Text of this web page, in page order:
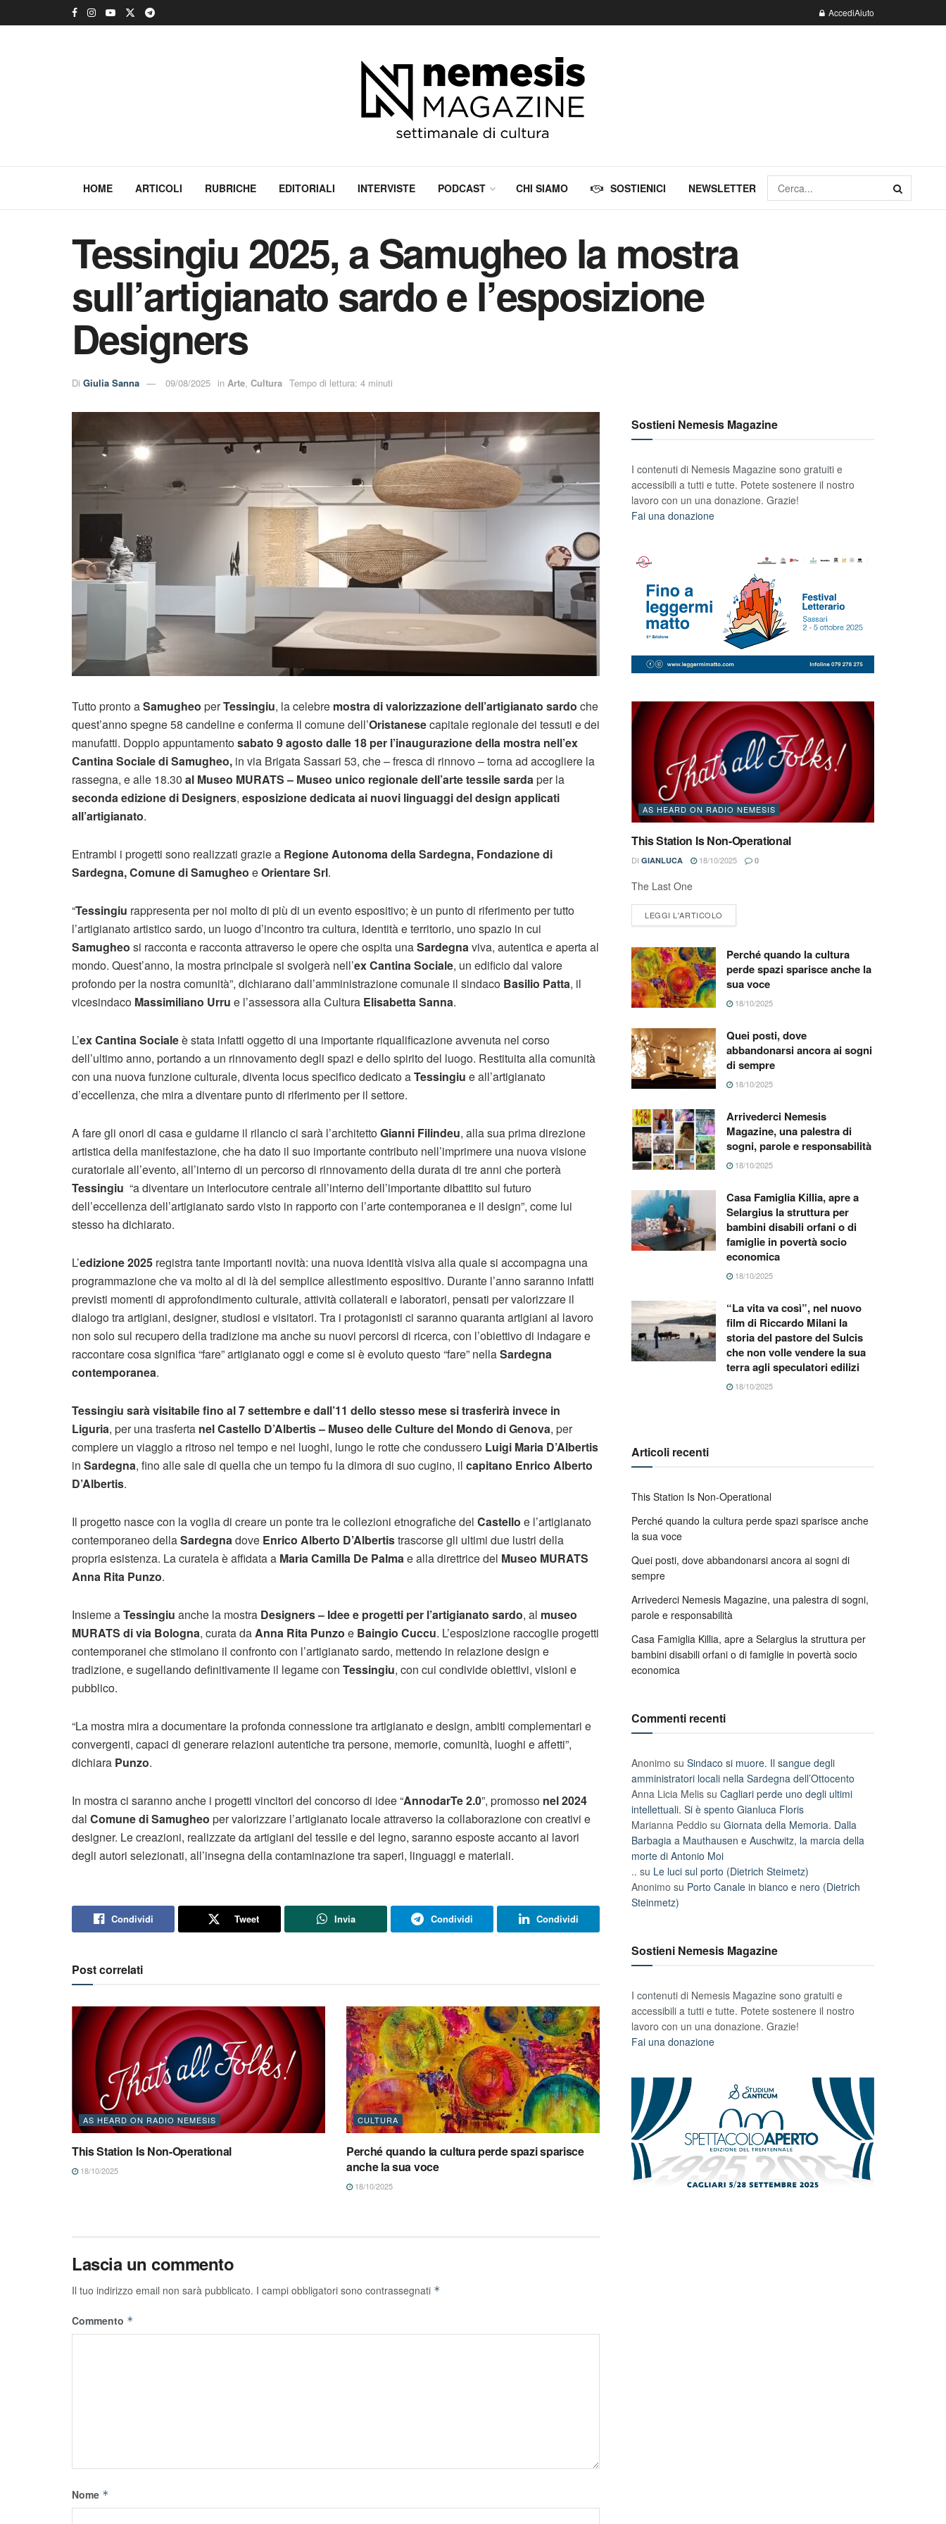
AccediAiuto
HOME ARTICOLI RUBRICHE EDITORIALI INTERVISTE PODCAST CHI SIAMO SOSTIENICI NEWSLETTER
Tessingiu 2025, a Samugheo la mostra
sull’artigianato sardo e l’esposizione
Designers
Di Giulia Sanna 09/08/2025 in Arte, Cultura Tempo di lettura: 4 minuti
Tutto pronto aSamugheo perTessingiu, la celebre mostra di valorizzazione dell’artigianato sardo che
quest’anno spegne 58 candeline e conferma il comune dell’Oristanesecapitale regionale dei tessuti e dei
manufatti. Doppio appuntamentosabato 9 agosto dalle 18 per l’inaugurazione della mostra nell’ex
Cantina Sociale di Samugheo, in via Brigata Sassari 53, che – fresca di rinnovo – torna ad accogliere la
rassegna, e alle 18.30 al Museo MURATS – Museo unico regionale dell’arte tessile sardaper la
seconda edizione di Designers, esposizione dedicata ai nuovi linguaggi del design applicati
all’artigianato.
Entrambi i progetti sono realizzati grazie a Regione Autonoma della Sardegna, Fondazione di
Sardegna, Comune di Samugheo eOrientare Srl.
“Tessingiu rappresenta per noi molto di più di un evento espositivo; è un punto di riferimento per tutto
l’artigianato artistico sardo, un luogo d’incontro tra cultura, identità e territorio, uno spazio in cui
Samugheo si racconta e racconta attraverso le opere che ospita unaSardegnaviva, autentica e aperta al
mondo. Quest’anno, la mostra principale si svolgerà nell’exCantina Sociale, un edificio dal valore
profondo per la nostra comunità”, dichiarano dall’amministrazione comunale il sindaco Basilio Patta, il
vicesindaco Massimiliano Urru e l’assessora alla Cultura Elisabetta Sanna.
L’ex Cantina Socialeè stata infatti oggetto di una importante riqualificazione avvenuta nel corso
dell’ultimo anno, portando a un rinnovamento degli spazi e dello spirito del luogo. Restituita alla comunità
con una nuova funzione culturale, diventa locus specifico dedicato aTessingiu e all’artigianato
d’eccellenza, che mira a diventare punto di riferimento per il settore.
A fare gli onori di casa e guidarne il rilancio ci sarà l’architettoGianni Filindeu, alla sua prima direzione
artistica della manifestazione, che ha dato il suo importante contributo nell’imprimere una nuova visione
curatoriale all’evento, all’interno di un percorso di rinnovamento della durata di tre anni che porterà
Tessingiu “a diventare un interlocutore centrale all’interno dell’importante dibattito sul futuro
dell’eccellenza dell’artigianato sardo visto in rapporto con l’arte contemporanea e il design”, come lui
stesso ha dichiarato.
L’edizione 2025 registra tante importanti novità: una nuova identità visiva alla quale si accompagna una
programmazione che va molto al di là del semplice allestimento espositivo. Durante l’anno saranno infatti
previsti momenti di approfondimento culturale, attività collaterali e laboratori, pensati per valorizzare il
dialogo tra artigiani, designer, studiosi e visitatori. Tra i protagonisti ci saranno quaranta artigiani al lavoro
non solo sul recupero della tradizione ma anche su nuovi percorsi di ricerca, con l’obiettivo di indagare e
raccontare cosa significa “fare” artigianato oggi e come si è evoluto questo “fare” nellaSardegna
contemporanea.
Tessingiu sarà visitabile fino al 7 settembre edall’11 dello stesso mese si trasferirà invece in
Liguria, per una trasferta nel Castello D’Albertis – Museo delle Culture del Mondo di Genova, per
compiere un viaggio a ritroso nel tempo e nei luoghi, lungo le rotte che condussero Luigi Maria D’Albertis
in Sardegna, fino alle sale di quella che un tempo fu la dimora di suo cugino, il capitano Enrico Alberto
D’Albertis.
Il progetto nasce con la voglia di creare un ponte tra le collezioni etnografiche del Castello e l’artigianato
contemporaneo dellaSardegnadove Enrico Alberto D’Albertistrascorse gli ultimi due lustri della
propria esistenza. La curatela è affidata a Maria Camilla De Palmae alla direttrice del Museo MURATS
Anna Rita Punzo.
Insieme aTessingiu anche la mostra Designers – Idee e progetti per l’artigianato sardo, al museo
MURATS di via Bologna, curata daAnna Rita Punzo e Baingio Cuccu. L’esposizione raccoglie progetti
contemporanei che stimolano il confronto con l’artigianato sardo, mettendo in relazione design e
tradizione, e sugellando definitivamente il legame con Tessingiu, con cui condivide obiettivi, visioni e
pubblico.
“La mostra mira a documentare la profonda connessione tra artigianato e design, ambiti complementari e
convergenti, capaci di generare relazioni autentiche tra persone, memorie, comunità, luoghi e affetti”,
dichiara Punzo.
In mostra ci saranno anche i progetti vincitori del concorso di idee “AnnodarTe 2.0”, promosso nel 2024
dal Comune di Samugheo per valorizzare l’artigianato locale attraverso la collaborazione con creativi e
designer. Le creazioni, realizzate da artigiani del tessile e del legno, saranno esposte accanto ai lavori
degli autori selezionati, all’insegna della contaminazione tra saperi, linguaggi e materiali.
Condividi Tweet Invia Condividi Condividi
Post correlati
AS HEARD ON RADIO NEMESIS
This Station Is Non-Operational
18/10/2025
CULTURA
Perché quando la cultura perde spazi sparisce
anche la sua voce
18/10/2025
Lascia un commento
Il tuo indirizzo email non sarà pubblicato. I campi obbligatori sono contrassegnati *
Commento *
Nome *
Sostieni Nemesis Magazine
I contenuti di Nemesis Magazine sono gratuiti e
accessibili a tutti e tutte. Potete sostenere il nostro
lavoro con un una donazione. Grazie!
Fai una donazione
AS HEARD ON RADIO NEMESIS
This Station Is Non-Operational
DI GIANLUCA 18/10/2025 0
The Last One
LEGGI L'ARTICOLO
Perché quando la cultura
perde spazi sparisce anche la
sua voce
18/10/2025
Quei posti, dove
abbandonarsi ancora ai sogni
di sempre
18/10/2025
Arrivederci Nemesis
Magazine, una palestra di
sogni, parole e responsabilità
18/10/2025
Casa Famiglia Killia, apre a
Selargius la struttura per
bambini disabili orfani o di
famiglie in povertà socio
economica
18/10/2025
“La vita va così”, nel nuovo
film di Riccardo Milani la
storia del pastore del Sulcis
che non volle vendere la sua
terra agli speculatori edilizi
18/10/2025
Articoli recenti
This Station Is Non-Operational
Perché quando la cultura perde spazi sparisce anche
la sua voce
Quei posti, dove abbandonarsi ancora ai sogni di
sempre
Arrivederci Nemesis Magazine, una palestra di sogni,
parole e responsabilità
Casa Famiglia Killia, apre a Selargius la struttura per
bambini disabili orfani o di famiglie in povertà socio
economica
Commenti recenti
Anonimo su Sindaco si muore. Il sangue degli
amministratori locali nella Sardegna dell’Ottocento
Anna Licia Melis su Cagliari perde uno degli ultimi
intellettuali. Si è spento Gianluca Floris
Marianna Peddio su Giornata della Memoria. Dalla
Barbagia a Mauthausen e Auschwitz, la marcia della
morte di Antonio Moi
.. su Le luci sul porto (Dietrich Steimetz)
Anonimo su Porto Canale in bianco e nero (Dietrich
Steinmetz)
Sostieni Nemesis Magazine
I contenuti di Nemesis Magazine sono gratuiti e
accessibili a tutti e tutte. Potete sostenere il nostro
lavoro con un una donazione. Grazie!
Fai una donazione